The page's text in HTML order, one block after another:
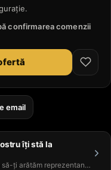
confirmarea comenzii
email
îți stă la
ți arătăm reprezentantul